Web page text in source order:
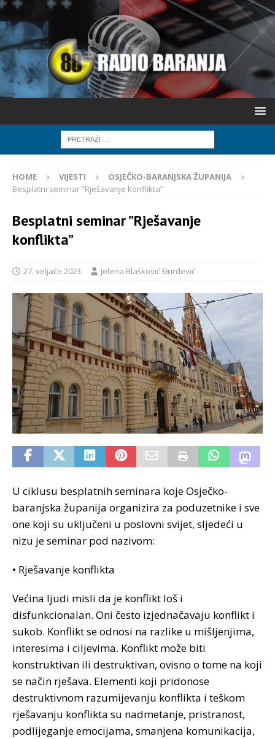
HOME VIJESTI
OSJEČKO-BARANJSKA ŽUPANIJA
Besplatni seminar ”Rješavanje konflikta”
Besplatni seminar ”Rješavanje
konflikta”
27. veljače 2023. Jelena Blašković Đurđević
U ciklusu besplatnih seminara koje Osječko-
baranjska županija organizira za poduzetnike i sve
one koji su uključeni u poslovni svijet, sljedeći u
nizu je seminar pod nazivom:
• Rješavanje konflikta
Većina ljudi misli da je konflikt loš i
disfunkcionalan. Oni često izjednačavaju konflikt i
sukob. Konflikt se odnosi na razlike u mišljenjima,
interesima i ciljevima. Konflikt može biti
konstruktivan ili destruktivan, ovisno o tome na koji
se način rješava. Elementi koji pridonose
destruktivnom razumijevanju konflikta i teškom
rješavanju konflikta su nadmetanje, pristranost,
podlijeganje emocijama, smanjena komunikacija,